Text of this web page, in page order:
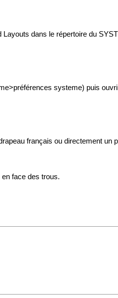
dans le répertoire du
systeme) puis
français ou directement un
face des trous.